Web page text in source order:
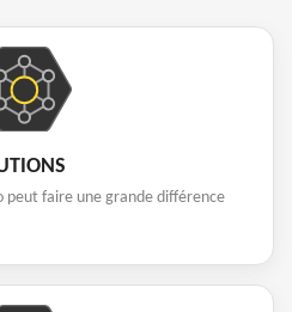
peut faire une grande différence